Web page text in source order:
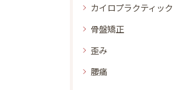
カイロプラクティック
骨盤矯正
歪み
腰痛